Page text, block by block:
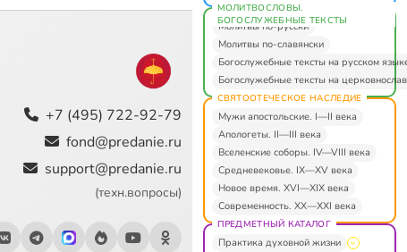
+7 (495) 722-92-79
fond@predanie.ru
support@predanie.ru
(техн.вопросы)
МОЛИТВОСЛОВЫ.
БОГОСЛУЖЕБНЫЕ ТЕКСТЫ
Молитвы по-русски
Молитвы по-славянски
Богослужебные тексты на русском
Богослужебные тексты на
СВЯТООТЕЧЕСКОЕ НАСЛЕДИЕ
Мужи апостольские. I—II века
Апологеты. II—III века
Вселенские соборы. IV—VIII века
Средневековье. IX—XV века
Новое время. XVI—XIX века
Современность. XX—XXI века
ПРЕДМЕТНЫЙ КАТАЛОГ
Практика духовной жизни